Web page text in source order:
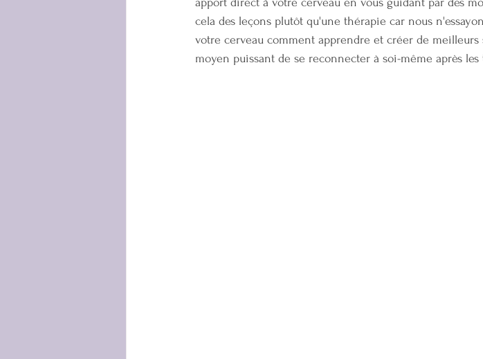
cela des leçons plutôt qu'une thérapie car nous
votre cerveau comment apprendre et créer de
moyen puissant de se reconnecter à soi-même après